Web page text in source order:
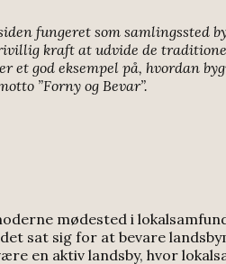
fungeret som samlingssted
kraft at udvide de
et god eksempel på, hvordan
”Forny og Bevar”.
mødested i
sat sig for at bevare
en aktiv landsby, hvor